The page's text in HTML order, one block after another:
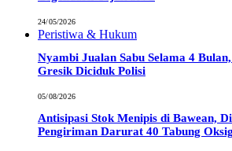
24/05/2026
Peristiwa & Hukum
Nyambi Jualan Sabu Selama 4
Gresik Diciduk Polisi
05/08/2026
Antisipasi Stok Menipis di Bawean,
Pengiriman Darurat 40 Tabung